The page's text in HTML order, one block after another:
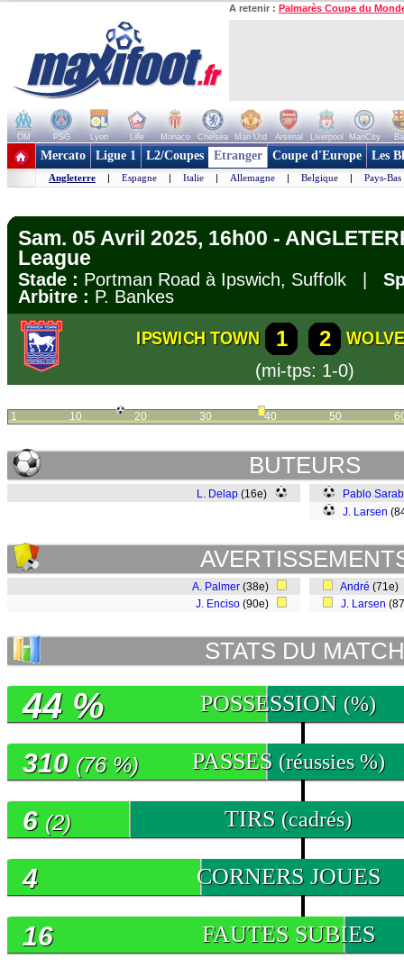
A retenir : Palmarès Coupe du
OM PSG Lyon Lille Monaco Chelsea Man Utd Arsenal Liverpool ManCity
+ de clubs
Mercato Ligue 1 L2/Coupes Etranger Coupe d'Europe Les
Angleterre | Espagne | Italie | Allemagne | Belgique | Pays-Bas
Sam. 05 Avril 2025, 16h00 -
League
Stade : Portman Road à Ipswich, Suffolk |
Arbitre : P. Bankes
IPSWICH TOWN 1 2
(mi-tps: 1-0)
1 10 20 30 40 50
BUTEURS
L. Delap (16e)
Pablo
J. Larsen
A. Palmer (38e)
J. Enciso (90e)
André (71e)
J. Larsen
STATS DU MATCH
POSSESSION (%)
44 %
PASSES (réussies %)
310 (76 %)
TIRS (cadrés)
6 (2)
CORNERS JOUES
4
FAUTES SUBIES
16